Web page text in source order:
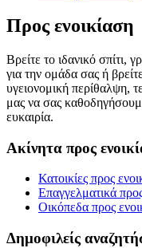
Προς ενοικίαση
Βρείτε το ιδανικό σπίτι,
για την ομάδα σας ή
υγειονομική περίθαλψη,
μας να σας
ευκαιρία.
Ακίνητα προς
Κατοικίες προς
Επαγγελματικά
Οικόπεδα προς
Δημοφιλείς